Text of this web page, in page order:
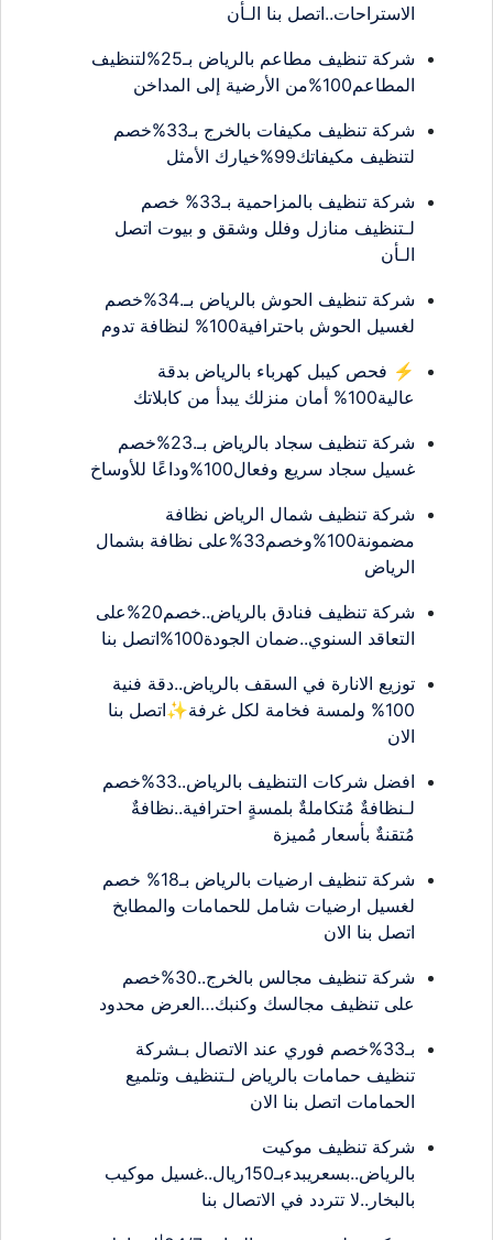
الاستراحات..اتصل بنا الـأن
شركة تنظيف مطاعم بالرياض بـ25%لتنظيف
المطاعم100%من الأرضية إلى المداخن
شركة تنظيف مكيفات بالخرج بـ33%خصم
لتنظيف مكيفاتك99%خيارك الأمثل
شركة تنظيف بالمزاحمية بـ33% خصم
لـتنظيف منازل وفلل وشقق و بيوت اتصل
الـأن
شركة تنظيف الحوش بالرياض بـ.34%خصم
لغسيل الحوش باحترافية100% لنظافة تدوم
⚡ فحص كيبل كهرباء بالرياض بدقة
عالية100% أمان منزلك يبدأ من كابلاتك
شركة تنظيف سجاد بالرياض بـ.23%خصم
غسيل سجاد سريع وفعال100%وداعًا للأوساخ
شركة تنظيف شمال الرياض نظافة
مضمونة100%وخصم33%على نظافة بشمال
الرياض
شركة تنظيف فنادق بالرياض..خصم20%على
التعاقد السنوي..ضمان الجودة100%اتصل بنا
توزيع الانارة في السقف بالرياض..دقة فنية
100% ولمسة فخامة لكل غرفة✨اتصل بنا
الان
افضل شركات التنظيف بالرياض..33%خصم
لـنظافةٌ مُتكاملةٌ بلمسةٍ احترافية..نظافةٌ
مُتقنةٌ بأسعار مُميزة
شركة تنظيف ارضيات بالرياض بـ18% خصم
لغسيل ارضيات شامل للحمامات والمطابخ
اتصل بنا الان
شركة تنظيف مجالس بالخرج..30%خصم
على تنظيف مجالسك وكنبك…العرض محدود
بـ33%خصم فوري عند الاتصال بـشركة
تنظيف حمامات بالرياض لـتنظيف وتلميع
الحمامات اتصل بنا الان
شركة تنظيف موكيت
بالرياض..بسعريبدءبـ150ريال..غسيل موكيب
بالبخار..لا تتردد في الاتصال بنا